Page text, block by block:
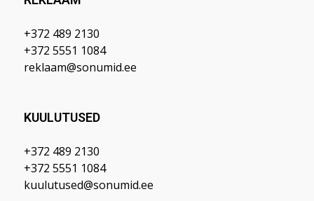
+372 489 2130
+372 5551 1084
reklaam@sonumid.ee
KUULUTUSED
+372 489 2130
+372 5551 1084
kuulutused@sonumid.ee